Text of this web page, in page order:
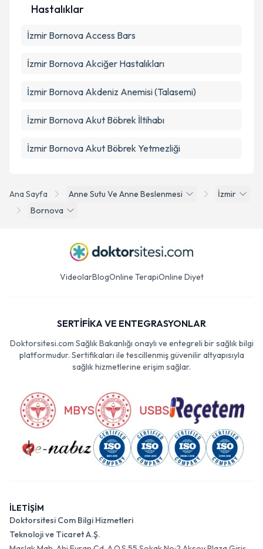
Ana Sayfa Anne Sutu Ve Anne Beslenmesi
İzmir
Bornova
Hastalıklar
İzmir Bornova Access Bars
İzmir Bornova Akciğer Hastalıkları
İzmir Bornova Akdeniz Anemisi (Talasemi)
İzmir Bornova Akut Böbrek İltihabı
İzmir Bornova Akut Böbrek Yetmezliği
VideolarBlogOnline TerapiOnline Diyet
SERTİFİKA VE ENTEGRASYONLAR
Doktorsitesi.com Sağlık Bakanlığı onaylı ve entegreli bir sağlık bilgi
platformudur. Sertifikaları ile tescillenmiş güvenilir altyapısıyla
sağlık hizmetlerine erişim sağlar.
İLETİŞİM
Doktorsitesi Com Bilgi Hizmetleri
Teknoloji ve Ticaret A.Ş.